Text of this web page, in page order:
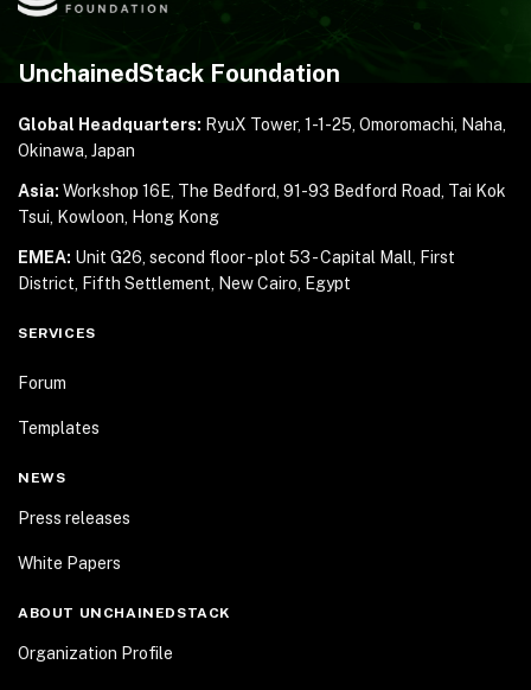
UnchainedStack Foundation
Global Headquarters: RyuX Tower, 1-1-25, Omoromachi, Naha,
Okinawa, Japan
Asia: Workshop 16E, The Bedford, 91-93 Bedford Road, Tai Kok
Tsui, Kowloon, Hong Kong
EMEA: Unit G26, second floor - plot 53 - Capital Mall,
First
District, Fifth Settlement, New Cairo, Egypt
SERVICES
Forum
Templates
NEWS
Press releases
White Papers
ABOUT UNCHAINEDSTACK
Organization Profile